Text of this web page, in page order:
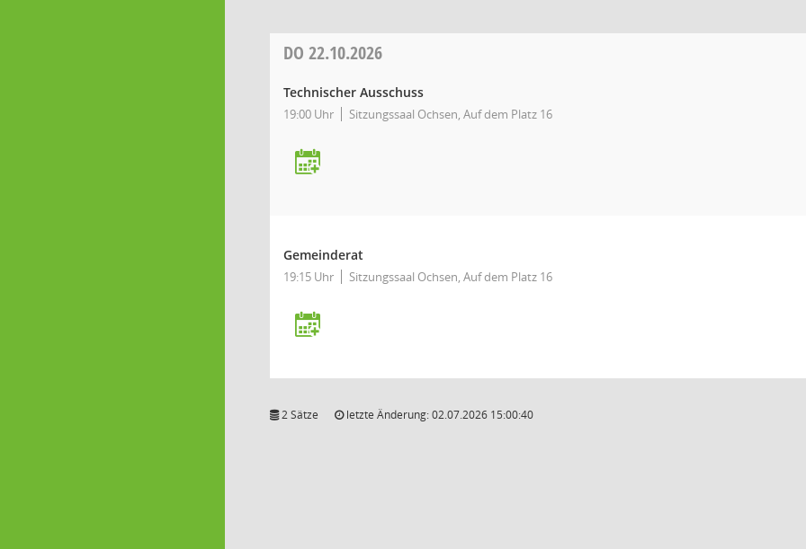
DO 22.10.2026
Technischer Ausschuss
19:00 Uhr Sitzungssaal Ochsen, Auf dem Platz 16
Gemeinderat
19:15 Uhr Sitzungssaal Ochsen, Auf dem Platz 16
2 Sätze letzte Änderung: 02.07.2026 15:00:40